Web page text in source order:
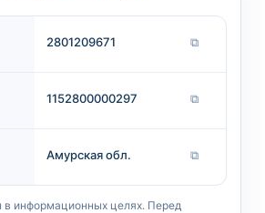
2801209671 ⧉
1152800000297 ⧉
Амурская обл. ⧉
в информационных целях. Перед